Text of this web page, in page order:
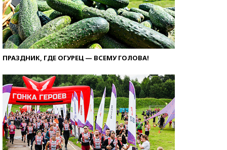
ПРАЗДНИК, ГДЕ ОГУРЕЦ — ВСЕМУ ГОЛОВА!